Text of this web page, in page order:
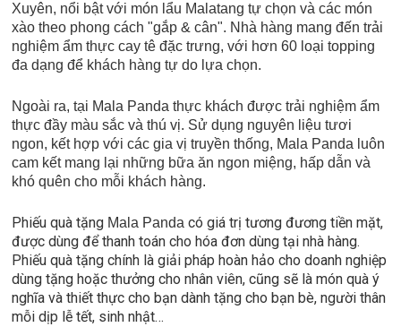
Xuyên, nổi bật với món lẩu Malatang tự chọn và các món
xào theo phong cách "gắp & cân". Nhà hàng mang đến trải
nghiệm ẩm thực cay tê đặc trưng, với hơn 60 loại topping
đa dạng để khách hàng tự do lựa chọn.
Ngoài ra, tại Mala Panda thực khách được trải nghiệm ẩm
thực đầy màu sắc và thú vị. Sử dụng nguyên liệu tươi
ngon, kết hợp với các gia vị truyền thống, Mala Panda luôn
cam kết mang lại những bữa ăn ngon miệng, hấp dẫn và
khó quên cho mỗi khách hàng.
Phiếu quà tặng Mala Panda có giá trị tương đương tiền mặt,
được dùng để thanh toán cho hóa đơn dùng tại nhà hàng.
Phiếu quà tặng chính là giải pháp hoàn hảo cho doanh nghiệp
dùng tặng hoặc thưởng cho nhân viên, cũng sẽ là món quà ý
nghĩa và thiết thực cho bạn dành tặng cho bạn bè, người thân
mỗi dịp lễ tết, sinh nhật…